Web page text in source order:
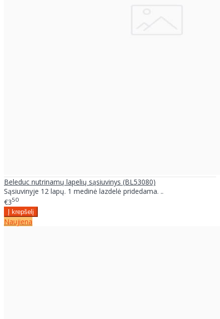
Beleduc nutrinamų lapelių sąsiuvinys (BL53080)
Sąsiuvinyje 12 lapų. 1 medinė lazdelė pridedama. ..
€350
Naujiena